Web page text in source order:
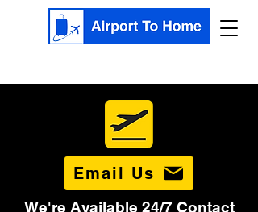
Email Us
We're Available 24/7 Contact